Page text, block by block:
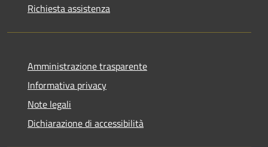
Richiesta assistenza
Amministrazione trasparente
Informativa privacy
Note legali
Dichiarazione di accessibilità